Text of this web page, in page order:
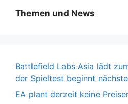
Themen und News
Battlefield Labs Asia lädt
der Spieltest beginnt
EA plant derzeit keine